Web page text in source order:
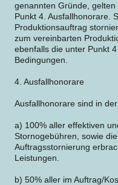
genannten Gründe,
Punkt 4. Ausfallhonorare.
Produktionsauftrag
zum vereinbarten
ebenfalls die unter Punkt
Bedingungen.
4. Ausfallhonorare
Ausfallhonorare sind in
a) 100% aller effektiven
Stornogebühren, sowie
Auftragsstornierung
Leistungen.
b) 50% aller im Auftrag/